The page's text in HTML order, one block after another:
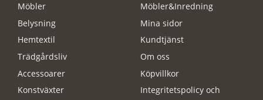
Möbler
Belysning
Hemtextil
Trädgårdsliv
Accessoarer
Konstväxter
Möbler&Inredning
Mina sidor
Kundtjänst
Om oss
Köpvillkor
Integritetspolicy och